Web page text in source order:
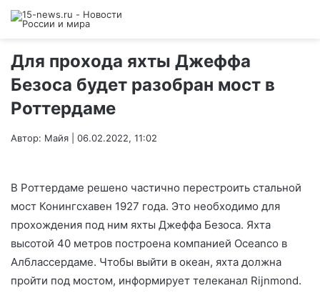
Для прохода яхты Джеффа
Безоса будет разобран мост в
Роттердаме
Автор: Майя | 06.02.2022, 11:02
В Роттердаме решено частично перестроить стальной
мост Конингсхавен 1927 года. Это необходимо для
прохождения под ним яхты Джеффа Безоса. Яхта
высотой 40 метров построена компанией Oceanco в
Алблассердаме. Чтобы выйти в океан, яхта должна
пройти под мостом, информирует телеканал Rijnmond.